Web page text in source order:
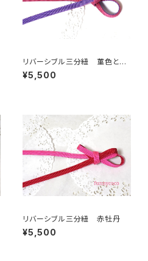
リバーシブル三分紐 菫色と菖
蒲色(すみれとあやめ)
¥5,500
リバーシブル三分紐 赤牡丹
¥5,500